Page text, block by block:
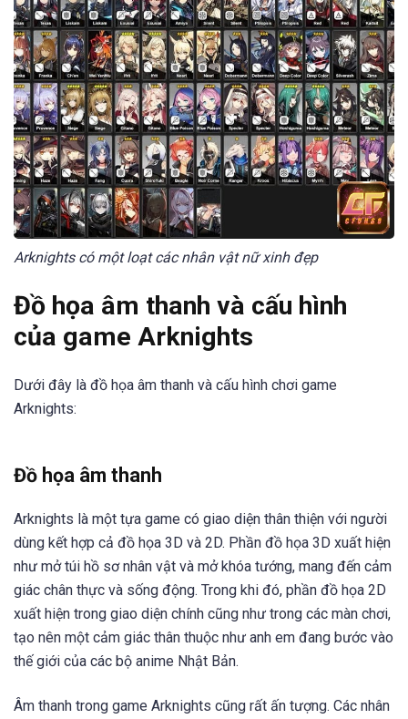
Arknights có một loạt các nhân vật nữ xinh đẹp
Đồ họa âm thanh và cấu hình
của game Arknights
Dưới đây là đồ họa âm thanh và cấu hình chơi game
Arknights:
Đồ họa âm thanh
Arknights là một tựa game có giao diện thân thiện với người
dùng kết hợp cả đồ họa 3D và 2D. Phần đồ họa 3D xuất hiện
như mở túi hồ sơ nhân vật và mở khóa tướng, mang đến cảm
giác chân thực và sống động. Trong khi đó, phần đồ họa 2D
xuất hiện trong giao diện chính cũng như trong các màn chơi,
tạo nên một cảm giác thân thuộc như anh em đang bước vào
thế giới của các bộ anime Nhật Bản.
Âm thanh trong game Arknights cũng rất ấn tượng. Các nhân